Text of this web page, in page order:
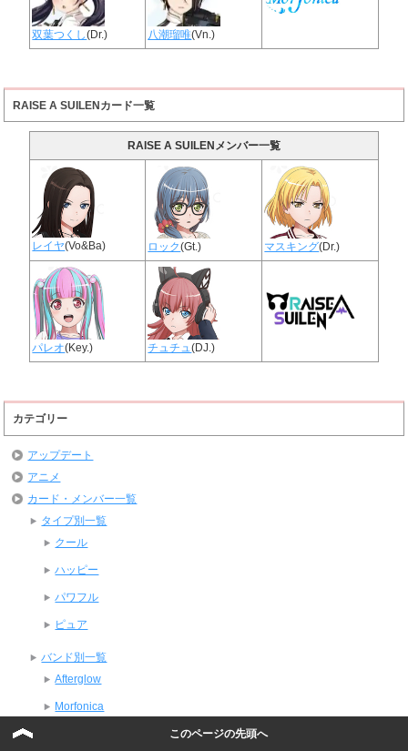
双葉つくし(Dr.) 八潮瑠唯(Vn.)
RAISE A SUILENカード一覧
RAISE A SUILENメンバー一覧
レイヤ(Vo&Ba) ロック(Gt.) マスキング(Dr.)
パレオ(Key.) チュチュ(DJ.)
カテゴリー
アップデート
アニメ
カード・メンバー一覧
タイプ別一覧
クール
ハッピー
パワフル
ピュア
バンド別一覧
Afterglow
Morfonica
このページの先頭へ